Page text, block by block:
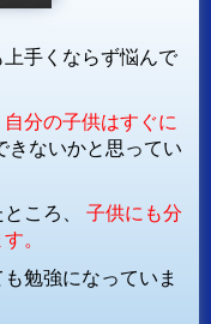
手くならず悩んで
自分の子供はすぐに
きないかと思ってい
ころ、
子供にも分
。
勉強になっていま